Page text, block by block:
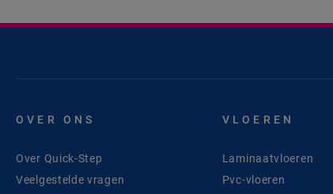
OVER ONS
Over Quick-Step
Veelgestelde vragen
VLOEREN
Laminaatvloeren
Pvc-vloeren